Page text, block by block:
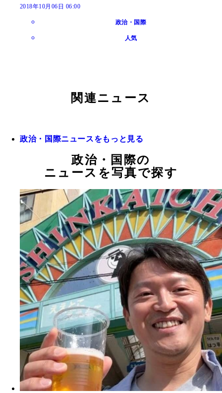
2018年10月06日 06:00
政治・国際
人気
関連ニュース
政治・国際ニュースをもっと見る
政治・国際の
ニュースを写真で探す